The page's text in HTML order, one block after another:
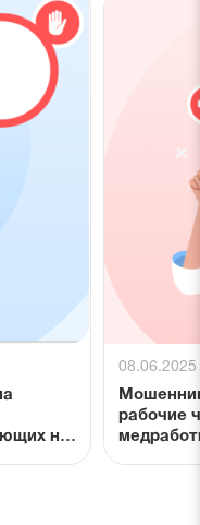
на
08.06.2025
рабочие